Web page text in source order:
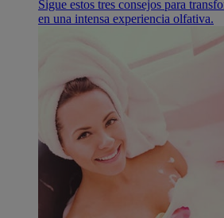
Sigue estos tres consejos para
en una intensa experiencia olfativa.